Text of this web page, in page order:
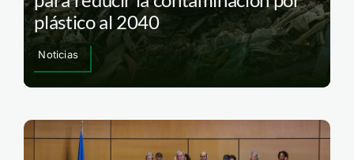
plástico al 2040
Noticias